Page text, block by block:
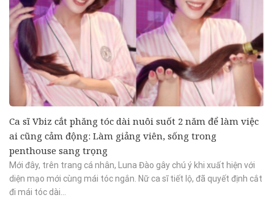
Ca sĩ Vbiz cắt phăng tóc dài nuôi suốt 2 năm để làm việc
ai cũng cảm động: Làm giảng viên, sống trong
penthouse sang trọng
Mới đây, trên trang cá nhân, Luna Đào gây chú ý khi xuất hiện với
diện mạo mới cùng mái tóc ngắn. Nữ ca sĩ tiết lộ, đã quyết định cắt
đi mái tóc dài...